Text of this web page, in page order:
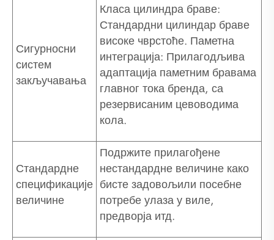
Сигурносни
систем
закључавања
Класа цилиндра браве:
Стандардни цилиндар браве
високе чврстоће. Паметна
интеграција: Прилагодљива
адаптација паметним бравама
главног тока бренда, са
резервисаним цевоводима
кола.
Стандардне
спецификације
величине
Подржите прилагођене
нестандардне величине како
бисте задовољили посебне
потребе улаза у виле,
предворја итд.